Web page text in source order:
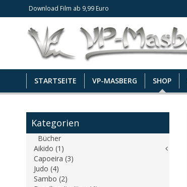
Download Film ab 9,99 Euro
STARTSEITE VP-MASBERG SHOP
Kategorien
Bücher
Aikido (1)
Capoeira (3)
Judo (4)
Sambo (2)